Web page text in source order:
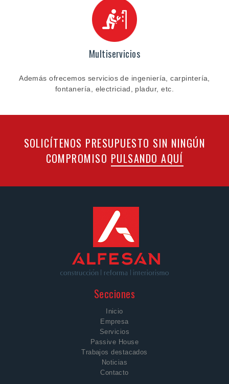
Multiservicios
Además ofrecemos servicios de ingeniería, carpintería,
fontanería, electriciad, pladur, etc.
SOLICÍTENOS PRESUPUESTO SIN NINGÚN
COMPROMISO PULSANDO AQUÍ
Secciones
Inicio
Empresa
Servicios
Passive House
Trabajos destacados
Noticias
Contacto